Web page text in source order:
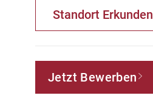
Standort Erkunden
Jetzt Bewerben